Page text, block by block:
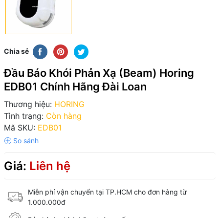
Chia sẻ
Đầu Báo Khói Phản Xạ (Beam) Horing
EDB01 Chính Hãng Đài Loan
Thương hiệu: HORING
Tình trạng: Còn hàng
Mã SKU: EDB01
Giá: Liên hệ
Miễn phí vận chuyển tại TP.HCM cho đơn hàng từ
1.000.000đ